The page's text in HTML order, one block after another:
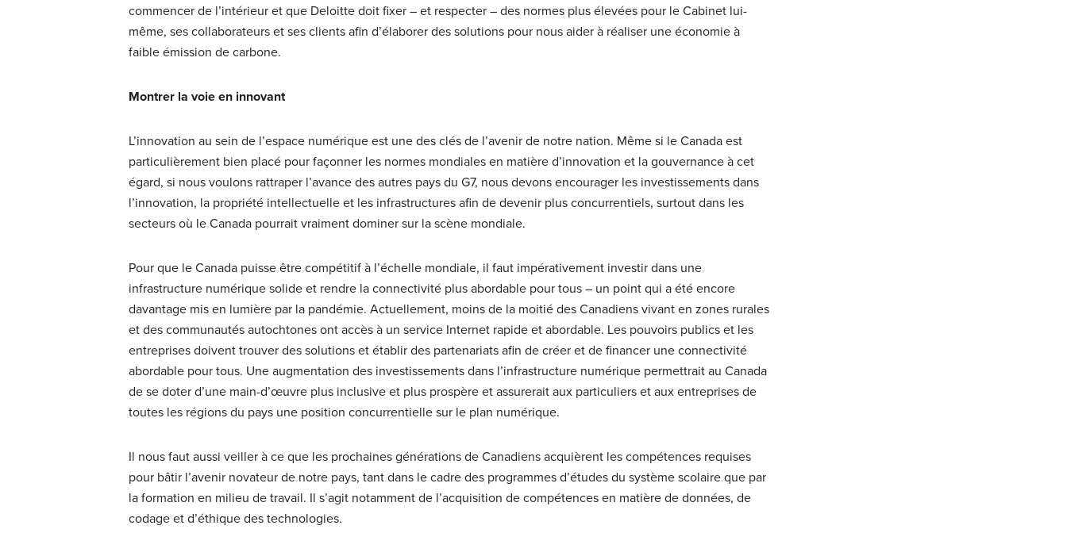
commencer de l’intérieur et que Deloitte doit fixer – et respecter – des normes plus élevées pour le Cabinet lui-
même, ses collaborateurs et ses clients afin d’élaborer des solutions pour nous aider à réaliser une économie à
faible émission de carbone.
Montrer la voie en innovant
L’innovation au sein de l’espace numérique est une des clés de l’avenir de notre nation. Même si le Canada est
particulièrement bien placé pour façonner les normes mondiales en matière d’innovation et la gouvernance à cet
égard, si nous voulons rattraper l’avance des autres pays du G7, nous devons encourager les investissements dans
l’innovation, la propriété intellectuelle et les infrastructures afin de devenir plus concurrentiels, surtout dans les
secteurs où le Canada pourrait vraiment dominer sur la scène mondiale.
Pour que le Canada puisse être compétitif à l’échelle mondiale, il faut impérativement investir dans une
infrastructure numérique solide et rendre la connectivité plus abordable pour tous – un point qui a été encore
davantage mis en lumière par la pandémie. Actuellement, moins de la moitié des Canadiens vivant en zones rurales
et des communautés autochtones ont accès à un service Internet rapide et abordable. Les pouvoirs publics et les
entreprises doivent trouver des solutions et établir des partenariats afin de créer et de financer une connectivité
abordable pour tous. Une augmentation des investissements dans l’infrastructure numérique permettrait au Canada
de se doter d’une main-d’œuvre plus inclusive et plus prospère et assurerait aux particuliers et aux entreprises de
toutes les régions du pays une position concurrentielle sur le plan numérique.
Il nous faut aussi veiller à ce que les prochaines générations de Canadiens acquièrent les compétences requises
pour bâtir l’avenir novateur de notre pays, tant dans le cadre des programmes d’études du système scolaire que par
la formation en milieu de travail. Il s’agit notamment de l’acquisition de compétences en matière de données, de
codage et d’éthique des technologies.